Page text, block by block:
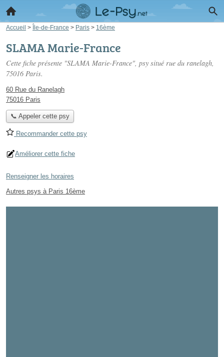
Accueil > Île-de-France > Paris > 16ème
SLAMA Marie-France
Cette fiche présente "SLAMA Marie-France", psy situé rue du ranelagh,
75016 Paris.
60 Rue du Ranelagh
75016 Paris
📞 Appeler cette psy
Recommander cette psy
Améliorer cette fiche
Renseigner les horaires
Autres psys à Paris 16ème